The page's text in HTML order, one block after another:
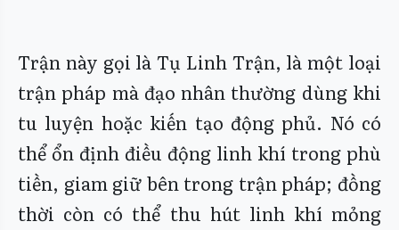
Trận này gọi là Tụ Linh Trận, là một loại
trận pháp mà đạo nhân thường dùng khi
tu luyện hoặc kiến tạo động phủ. Nó có
thể ổn định điều động linh khí trong phù
tiền, giam giữ bên trong trận pháp; đồng
thời còn có thể thu hút linh khí mỏng